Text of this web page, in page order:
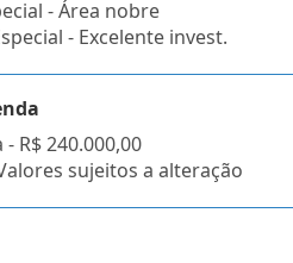
- Área nobre
- Excelente invest.
- R$ 240.000,00
sujeitos a alteração